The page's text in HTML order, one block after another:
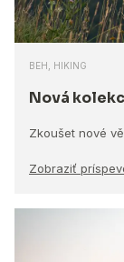
BEH, HIKING
Nová
Zkoušet nové
Zobraziť